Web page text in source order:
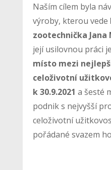
Naším cílem byla
výroby, kterou vede
zootechnička Jana
její usilovnou práci
místo mezi
celoživotní
k 30.9.2021 a šesté
podnik s nejvyšší
celoživotní
pořádané svazem